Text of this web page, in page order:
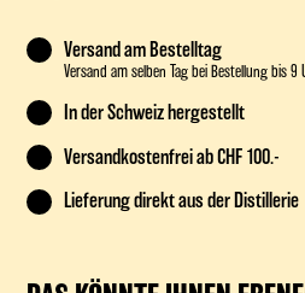
Versand am Bestelltag
Versand am selben Tag bei Bestellung bis 9
In der Schweiz hergestellt
Versandkostenfrei ab CHF 100.-
Lieferung direkt aus der Distillerie